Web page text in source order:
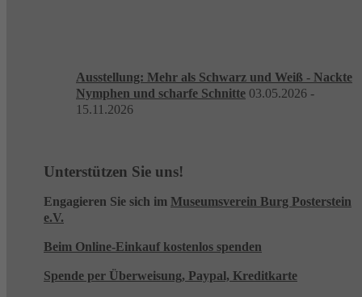
Ausstellung: Mehr als Schwarz und Weiß - Nackte
Nymphen und scharfe Schnitte 03.05.2026 -
15.11.2026
Unterstützen Sie uns!
Engagieren Sie sich im Museumsverein Burg Posterstein
e.V.
Beim Online-Einkauf kostenlos spenden
Spende per Überweisung, Paypal, Kreditkarte